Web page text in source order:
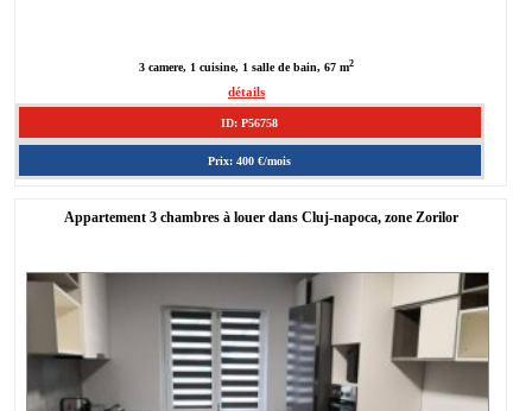
3 camere, 1 cuisine, 1 salle de bain, 67 m2
détails
ID: P56758
Prix: 400 €/mois
Appartement 3 chambres à louer dans Cluj-napoca, zone Zorilor